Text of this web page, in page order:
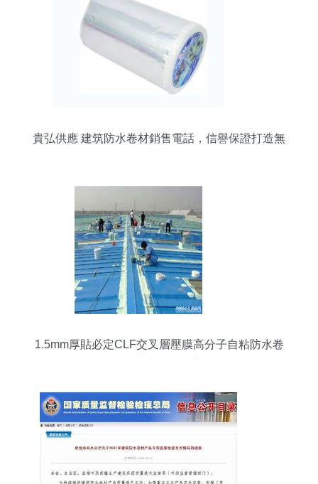
貴弘供應 建筑防水卷材銷售電話，信譽保證打造無
1.5mm厚貼必定CLF交叉層壓膜高分子自粘防水卷